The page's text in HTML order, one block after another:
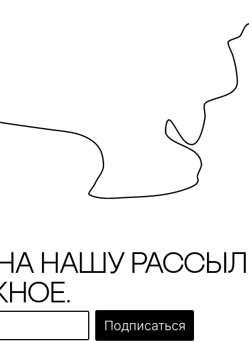
нашу
Подписаться